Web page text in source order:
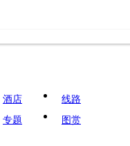
酒店
线路
专题 图赏